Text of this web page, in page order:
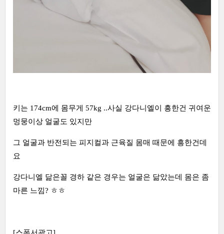
키는 174cm에 몸무게 57kg ..사실 강다니엘이 흥한건 귀여운
멍뭉이상 얼굴도 있지만
그 얼굴과 반전되는 피지컬과 근육질 몸매 때문에 흥한건데
요
강다니엘 닮은꼴 경하 같은 경우는 얼굴은 닮았는데 몸은 좀
마른 느낌? ㅎㅎ
[스폰서광고]